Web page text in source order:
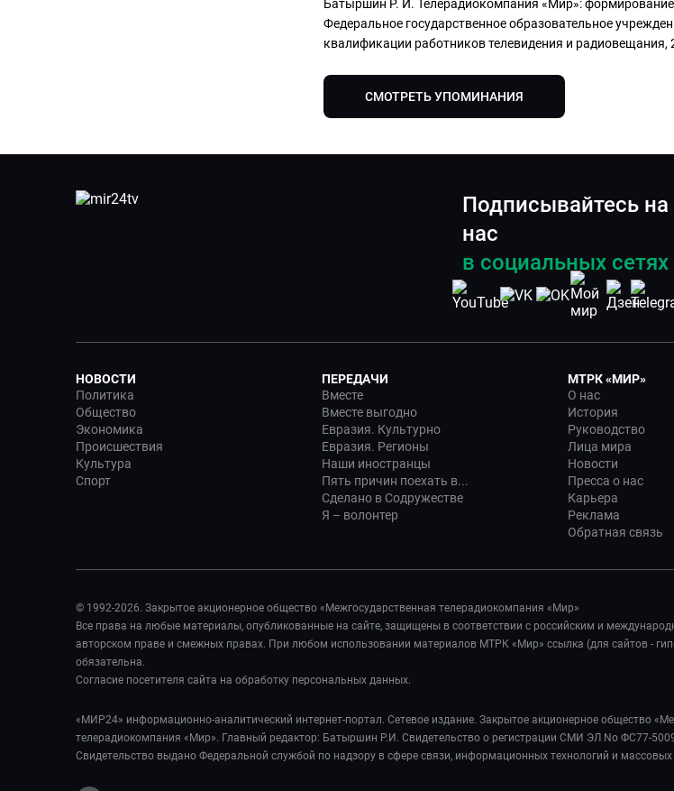
Батыршин Р. И. Телерадиокомпания «Мир»:
Федеральное государственное образовательное
квалификации работников телевидения и радиовещания,
СМОТРЕТЬ УПОМИНАНИЯ
Подписывайтесь на
нас
в социальных сетях
НОВОСТИ
Политика
Общество
Экономика
Происшествия
Культура
Спорт
ПЕРЕДАЧИ
Вместе
Вместе выгодно
Евразия. Культурно
Евразия. Регионы
Наши иностранцы
Пять причин поехать в...
Сделано в Содружестве
Я – волонтер
МТРК «МИР»
О нас
История
Руководство
Лица мира
Новости
Пресса о нас
Карьера
Реклама
Обратная связь
© 1992-2026. Закрытое акционерное общество «Межгосударственная телерадиокомпания «Мир»
Все права на любые материалы, опубликованные на сайте, защищены в соответствии с российским и
авторском праве и смежных правах. При любом использовании материалов МТРК «Мир» ссылка (для сайтов -
обязательна.
Согласие посетителя сайта на обработку персональных данных.
«МИР24» информационно-аналитический интернет-портал. Сетевое издание. Закрытое акционерное общество
телерадиокомпания «Мир». Главный редактор: Батыршин Р.И. Свидетельство о регистрации СМИ ЭЛ No ФС77-
Свидетельство выдано Федеральной службой по надзору в сфере связи, информационных технологий и